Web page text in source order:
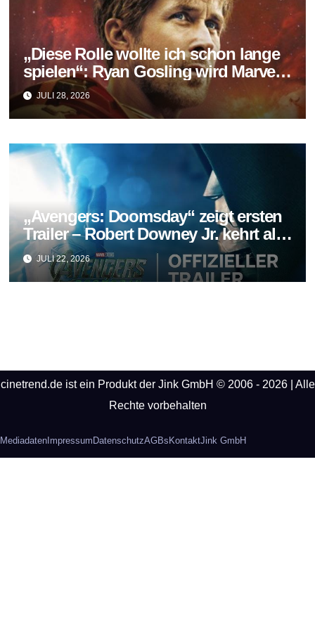
„Diese Rolle wollte ich schon lange
spielen“: Ryan Gosling wird Marvels
neuer Ghost Rider
JULI 28, 2026
„Avengers: Doomsday“ zeigt ersten
Trailer – Robert Downey Jr. kehrt als
Doctor Doom zurück
JULI 22, 2026
cinetrend.de ist ein Produkt der Jink GmbH © 2006 - 2026 | Alle
Rechte vorbehalten
Mediadaten Impressum DatenschutzAGBs KontaktJink GmbH